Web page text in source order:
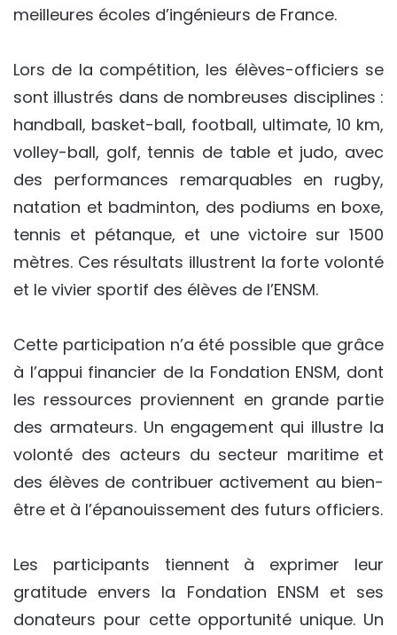
meilleures écoles d’ingénieurs de France.
Lors de la compétition, les élèves-officiers se
sont illustrés dans de nombreuses disciplines :
handball, basket-ball, football, ultimate, 10 km,
volley-ball, golf, tennis de table et judo, avec
des performances remarquables en rugby,
natation et badminton, des podiums en boxe,
tennis et pétanque, et une victoire sur 1500
mètres. Ces résultats illustrent la forte volonté
et le vivier sportif des élèves de l’ENSM.
Cette participation n’a été possible que grâce
à l’appui financier de la Fondation ENSM, dont
les ressources proviennent en grande partie
des armateurs. Un engagement qui illustre la
volonté des acteurs du secteur maritime et
des élèves de contribuer activement au bien-
être et à l’épanouissement des futurs officiers.
Les participants tiennent à exprimer leur
gratitude envers la Fondation ENSM et ses
donateurs pour cette opportunité unique. Un